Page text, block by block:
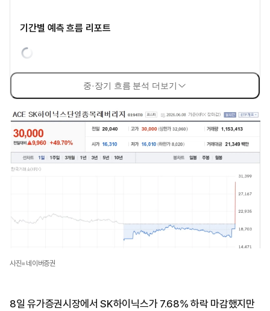
기간별 예측 흐름 리포트
중·장기 흐름 분석 더보기
사진=네이버증권
8일 유가증권시장에서 SK하이닉스가 7.68% 하락 마감했지만